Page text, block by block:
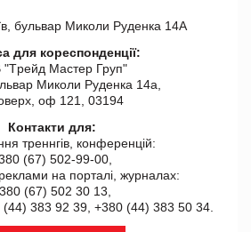
бульвар Миколи Руденка 14А
для кореспонденції:
Мастер Груп"
Миколи Руденка 14а,
оф 121, 03194
Контакти для:
треннгів, конференцій:
(67) 502-99-00,
на порталі, журналах:
(67) 502 30 13,
(44) 383 92 39, +380 (44) 383 50 34.